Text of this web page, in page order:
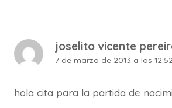
joselito vicente
7 de marzo de 2013 a las 12:52
hola cita para la partida de